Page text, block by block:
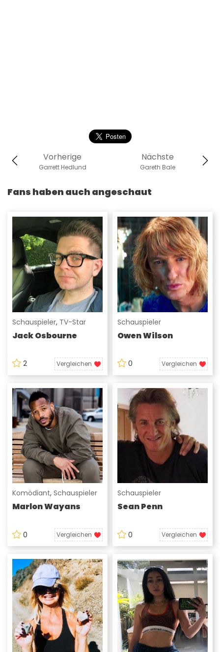
Nächste
Gareth Bale
Vorherige
Garrett Hedlund
Fans haben auch angeschaut
Schauspieler, TV-Star
Jack Osbourne
2 Vergleichen
Schauspieler
Owen Wilson
0 Vergleichen
Komödiant, Schauspieler
Marlon Wayans
0 Vergleichen
Schauspieler
Sean Penn
0 Vergleichen